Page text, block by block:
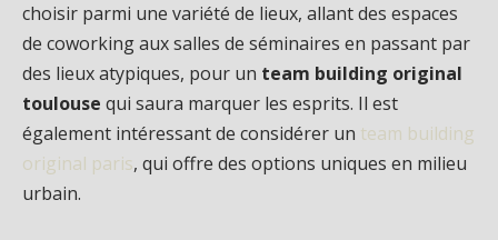
choisir parmi une variété de lieux, allant des espaces
de coworking aux salles de séminaires en passant par
des lieux atypiques, pour un team building original
toulouse qui saura marquer les esprits. Il est
également intéressant de considérer un team building
original paris, qui offre des options uniques en milieu
urbain.